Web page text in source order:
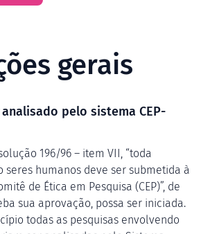
gerais
pelo sistema CEP-
196/96 – item VII, “toda
seres humanos deve ser submetida à
de Ética em Pesquisa (CEP)”, de
sua aprovação, possa ser iniciada.
todas as pesquisas envolvendo